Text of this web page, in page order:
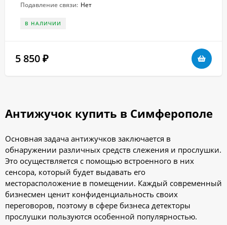
Подавление связи: Нет
В НАЛИЧИИ
5 850 ₽
Антижучок купить в Симферополе
Основная задача антижучков заключается в
обнаружении различных средств слежения и прослушки.
Это осуществляется с помощью встроенного в них
сенсора, который будет выдавать его
месторасположение в помещении. Каждый современный
бизнесмен ценит конфиденциальность своих
переговоров, поэтому в сфере бизнеса детекторы
прослушки пользуются особенной популярностью.